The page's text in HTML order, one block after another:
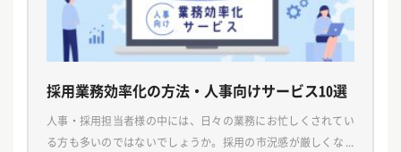
採用業務効率化の方法・人事向けサービス10選
人事・採用担当者様の中には、日々の業務にお忙しくされてい
る方も多いのではないでしょうか。採用の市況感が厳しくなっ